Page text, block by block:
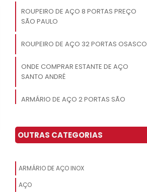
ROUPEIRO DE AÇO 8 PORTAS PREÇO
SÃO PAULO
ROUPEIRO DE AÇO 32 PORTAS OSASCO
ONDE COMPRAR ESTANTE DE AÇO
SANTO ANDRÉ
ARMÁRIO DE AÇO 2 PORTAS SÃO
ROUPEIRO DE AÇO 8 PORTAS GRANDES
JABAQUARA
ROUPEIRO DE AÇO 4 PORTAS
OUTRAS CATEGORIAS
ARMÁRIO DE AÇO INOX
AÇO